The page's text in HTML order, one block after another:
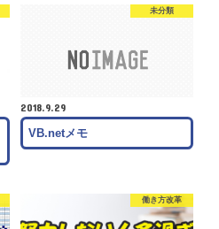
未分類
2018.9.29
VB.netメモ
働き方改革